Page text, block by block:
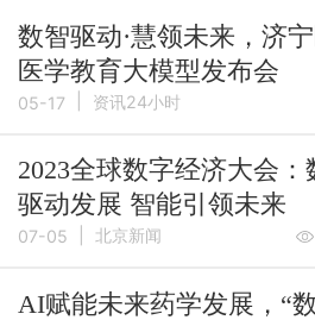
数智驱动·慧领未来，济
医学教育大模型发布会
05-17 资讯24小时
2023全球数字经济大会：
驱动发展 智能引领未来
07-05 北京新闻
AI赋能未来药学发展，“